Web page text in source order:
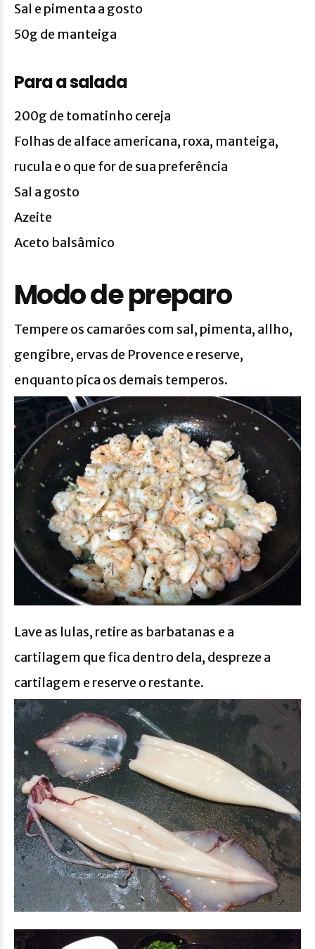
Sal e pimenta a gosto
50g de manteiga
Para a salada
200g de tomatinho cereja
Folhas de alface americana, roxa, manteiga,
rucula e o que for de sua preferência
Sal a gosto
Azeite
Aceto balsâmico
Modo de preparo
Tempere os camarōes com sal, pimenta, allho,
gengibre, ervas de Provence e reserve,
enquanto pica os demais temperos.
Lave as lulas, retire as barbatanas e a
cartilagem que fica dentro dela, despreze a
cartilagem e reserve o restante.